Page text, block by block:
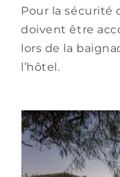
Pour la sécurité
doivent être
lors de la
l’hôtel.